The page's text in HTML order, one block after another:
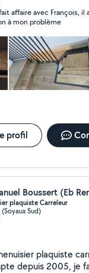
affaire avec François, il
à mon problème
profil
Boussert (Eb
plaquiste Carreleur
(Soyaux Sud)
plaquiste